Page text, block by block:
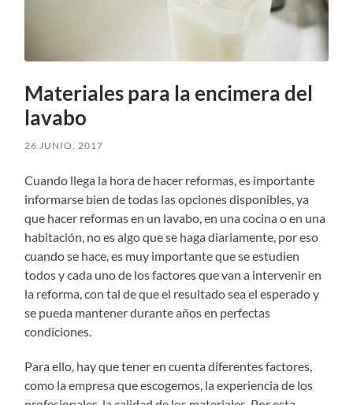
Materiales para la encimera del
lavabo
26 JUNIO, 2017
Cuando llega la hora de hacer reformas, es importante
informarse bien de todas las opciones disponibles, ya
que hacer reformas en un lavabo, en una cocina o en una
habitación, no es algo que se haga diariamente, por eso
cuando se hace, es muy importante que se estudien
todos y cada uno de los factores que van a intervenir en
la reforma, con tal de que el resultado sea el esperado y
se pueda mantener durante años en perfectas
condiciones.
Para ello, hay que tener en cuenta diferentes factores,
como la empresa que escogemos, la experiencia de los